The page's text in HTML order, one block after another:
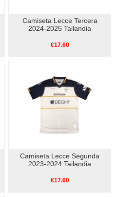
Camiseta Lecce Tercera
2024-2025 Tailandia
€17.60
Camiseta Lecce Segunda
2023-2024 Tailandia
€17.60